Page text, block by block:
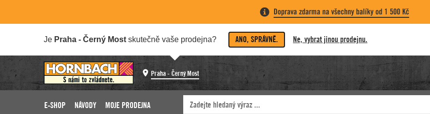
Doprava zdarma na všechny balíky od 1 500 Kč
Je Praha - Černý Most skutečně vaše prodejna? ANO, SPRÁVNĚ. Ne, vybrat jinou prodejnu.
Praha - Černý Most
E-SHOP NÁVODY MOJE PRODEJNA